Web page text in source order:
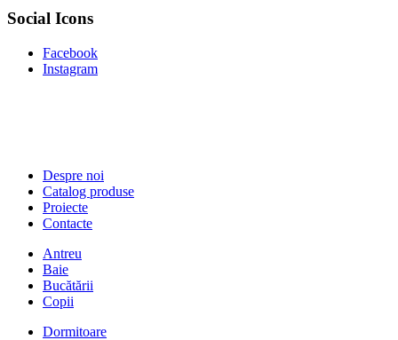
Social Icons
Facebook
Instagram
Despre noi
Catalog produse
Proiecte
Contacte
Antreu
Baie
Bucătării
Copii
Dormitoare